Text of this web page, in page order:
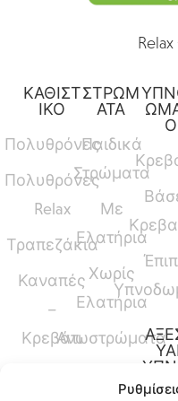
ΚΑΘΙΣΤ
ΙΚΟ
Πολυθρόνες
Πολυθρόνες
Relax
Τραπεζάκια
Καναπές
–
Κρεβάτι
ΣΤΡΩΜ
ΑΤΑ
Παιδικά
Στρώματα
Με
Ελατήρια
Χωρίς
Ελατήρια
Ανωστρώματα
Ο